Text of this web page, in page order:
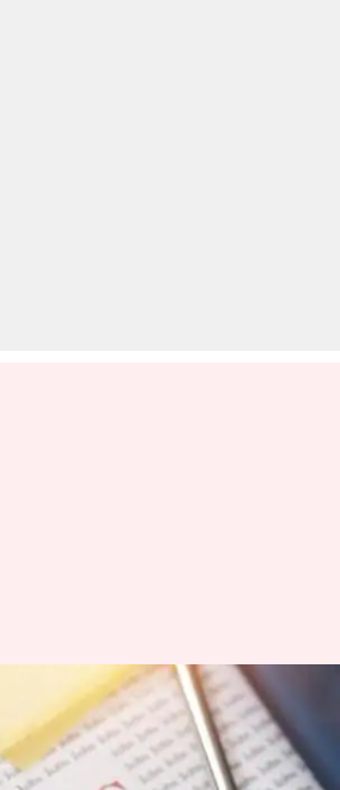
जनरल ऑफिसर के
भर्ती, यहां से जल्द